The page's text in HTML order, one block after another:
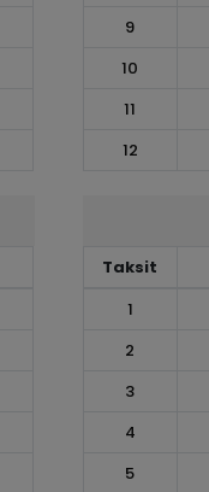
9
10
11
12
Taksit
1
2
3
4
5